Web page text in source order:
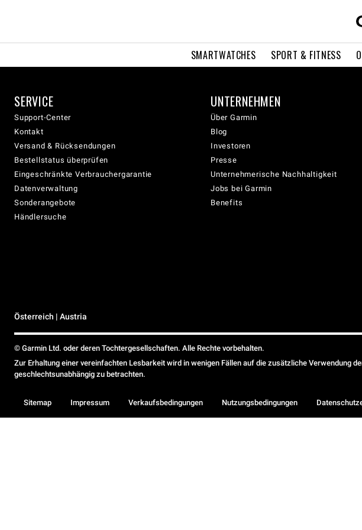
SMARTWATCHES SPORT & FITNESS
SERVICE
Support-Center
Kontakt
Versand & Rücksendungen
Bestellstatus überprüfen
Eingeschränkte Verbrauchergarantie
Datenverwaltung
Sonderangebote
Händlersuche
UNTERNEHMEN
Über Garmin
Blog
Investoren
Presse
Unternehmerische Nachhaltigkeit
Jobs bei Garmin
Benefits
Österreich | Austria
© Garmin Ltd. oder deren Tochtergesellschaften. Alle Rechte vorbehalten.
Zur Erhaltung einer vereinfachten Lesbarkeit wird in wenigen Fällen auf die zusätzliche Verwendung
geschlechtsunabhängig zu betrachten.
Sitemap Impressum Verkaufsbedingungen Nutzungsbedingungen